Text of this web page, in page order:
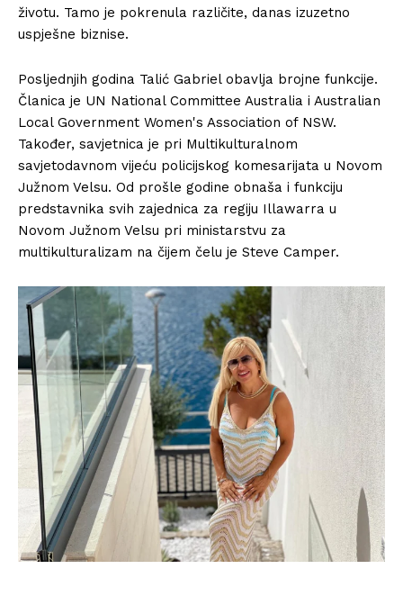
životu. Tamo je pokrenula različite, danas izuzetno
uspješne biznise.
Posljednjih godina Talić Gabriel obavlja brojne funkcije.
Članica je UN National Committee Australia i Australian
Local Government Women's Association of NSW.
Također, savjetnica je pri Multikulturalnom
savjetodavnom vijeću policijskog komesarijata u Novom
Južnom Velsu. Od prošle godine obnaša i funkciju
predstavnika svih zajednica za regiju Illawarra u
Novom Južnom Velsu pri ministarstvu za
multikulturalizam na čijem čelu je Steve Camper.